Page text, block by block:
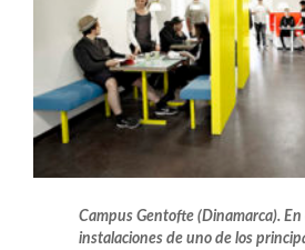
Campus Gentofte (Dinamarca). En
instalaciones de uno de los